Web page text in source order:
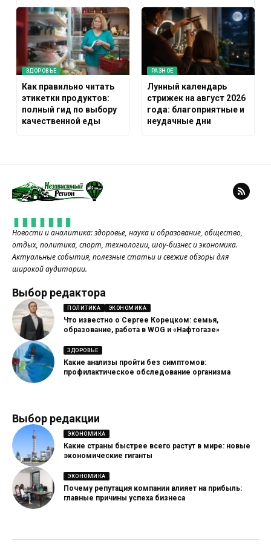
ЗДОРОВЬЕ
Как правильно читать
этикетки продуктов:
полный гид по выбору
качественной еды
РАЗНОЕ
Лунный календарь
стрижек на август 2026
года: благоприятные и
неудачные дни
Новости и аналитика: здоровье, наука и образование, общество,
отдых, политика, спорт, технологии, шоу-бизнес и экономика.
Актуальные события, полезные статьи и свежие обзоры для
широкой аудитории.
Выбор редактора
ПОЛИТИКА ЭКОНОМИКА
Что известно о Сергее Корецком: семья,
образование, работа в WOG и «Нафтогазе»
ЗДОРОВЬЕ
Какие анализы пройти без симптомов:
профилактическое обследование организма
Выбор редакции
ЭКОНОМИКА
Какие страны быстрее всего растут в мире: новые
экономические гиганты
ЭКОНОМИКА
Почему репутация компании влияет на прибыль:
главные причины успеха бизнеса